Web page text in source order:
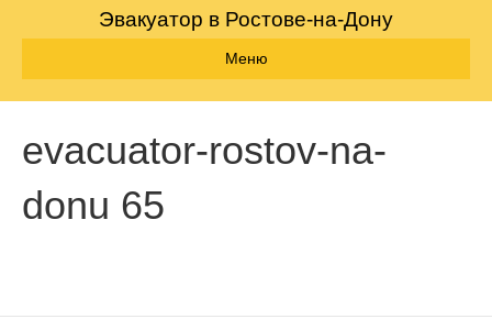
Эвакуатор в Ростове-на-Дону
Меню
evacuator-rostov-na-
donu 65